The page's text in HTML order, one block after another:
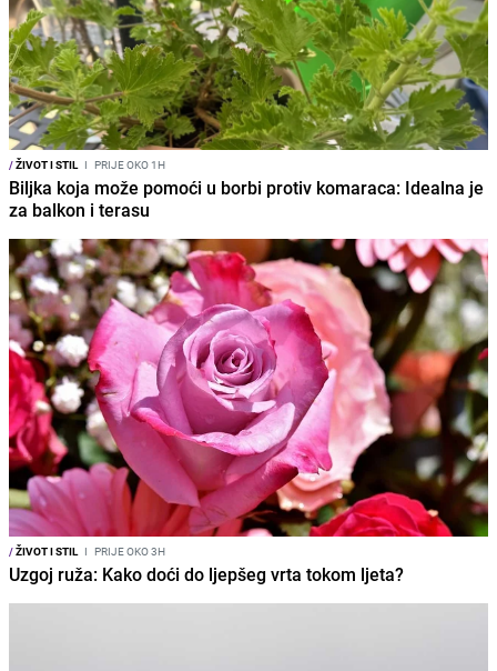
/ŽIVOT I STIL I PRIJE OKO 1H
Biljka koja može pomoći u borbi protiv komaraca: Idealna je
za balkon i terasu
/ŽIVOT I STIL I PRIJE OKO 3H
Uzgoj ruža: Kako doći do ljepšeg vrta tokom ljeta?